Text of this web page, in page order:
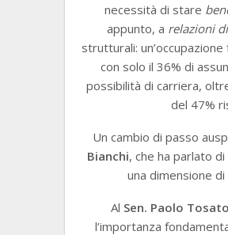
necessità di stare
appunto, a relazioni
strutturali:
con solo il 36% di
possibilità di carriera,
del 47%
Un cambio di passo
Bianchi, che ha parlato di
una dimensione
Al Sen. Paolo Tosato
l’importanza